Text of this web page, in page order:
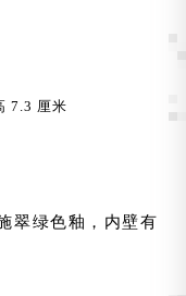
7.3 厘米
翠绿色釉，内壁有